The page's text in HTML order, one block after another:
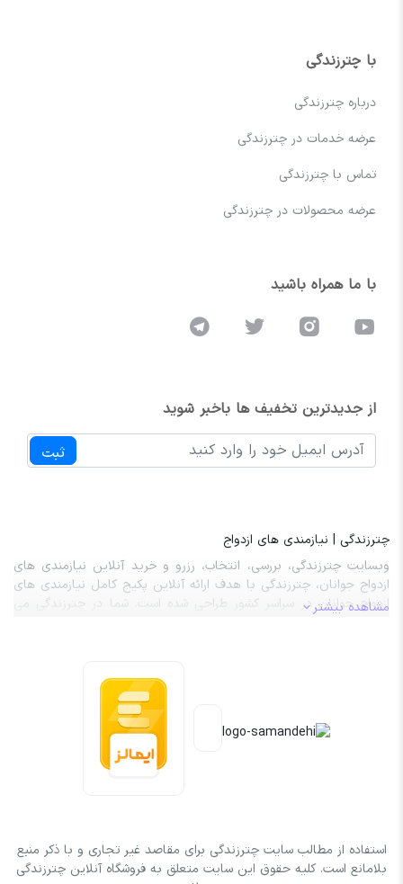
با چترزندگی
درباره چترزندگی
عرضه خدمات در چترزندگی
تماس با چترزندگی
عرضه محصولات در چترزندگی
با ما همراه باشید
از جدیدترین تخفیف ها باخبر شوید
ثبت
چترزندگی | نیازمندی های ازدواج
وبسایت چترزندگی، بررسی، انتخاب، رزرو و خرید آنلاین نیازمندی های
ازدواج جوانان، چترزندگی با هدف ارائه آنلاین پکیج کامل نیازمندی های
ازدواج جوانان در سراسر کشور طراحی شده است. شما در چترزندگی می
آنلاین پردخت نمایید. کلیه خدمات و محصولات موجود در چترزندگی با
مشاهده بیشتر
استفاده از مطالب سایت چترزندگی برای مقاصد غیر تجاری و با ذکر منبع
بلامانع است. کلیه حقوق این سایت متعلق به فروشگاه آنلاین چترزندگی